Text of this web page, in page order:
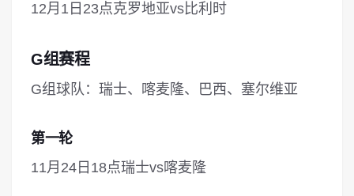
12月1日23点克罗地亚vs比利时
G组赛程
G组球队：瑞士、喀麦隆、巴西、塞尔维亚
第一轮
11月24日18点瑞士vs喀麦隆